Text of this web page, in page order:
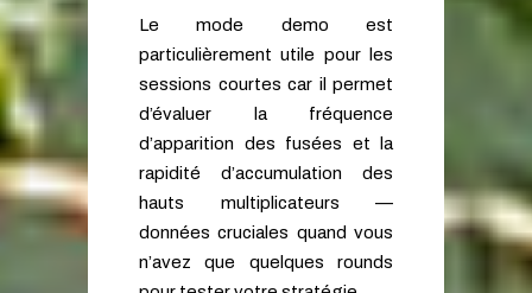
Le mode demo est
particulièrement utile pour les
sessions courtes car il permet
d’évaluer la fréquence
d’apparition des fusées et la
rapidité d’accumulation des
hauts multiplicateurs —
données cruciales quand vous
n’avez que quelques rounds